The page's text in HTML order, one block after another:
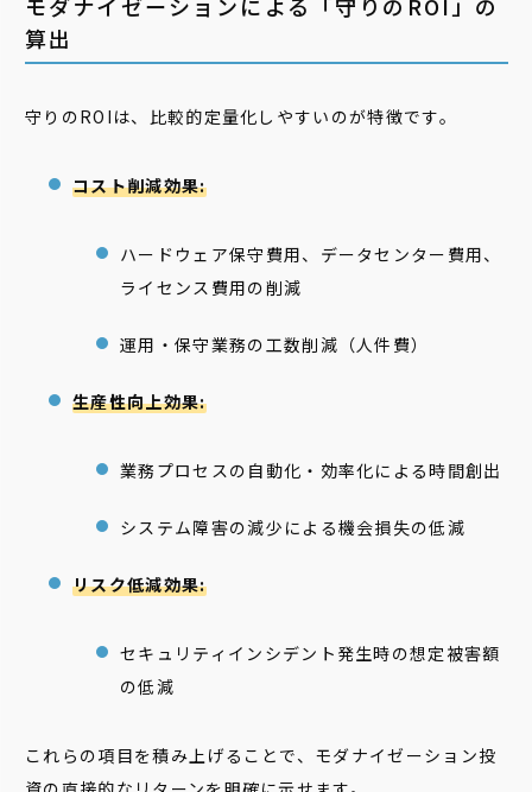
算出
守りのROIは、比較的定量化しやすいのが特徴です。
コスト削減効果:
ハードウェア保守費用、データセンター費用、
ライセンス費用の削減
運用・保守業務の工数削減（人件費）
生産性向上効果:
業務プロセスの自動化・効率化による時間創出
システム障害の減少による機会損失の低減
リスク低減効果:
セキュリティインシデント発生時の想定被害額
の低減
これらの項目を積み上げることで、モダナイゼーション投